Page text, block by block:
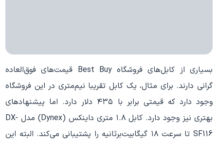
بسیاری از کابل‌های فروشگاه Best Buy قیمت‌های فوق‌العاده
گرانی دارند. برای مثال، یک کابل تقریبا نیم‌متری در این فروشگاه
وجود دارد که قیمتی برابر با ۴۳۵ دلار دارد. اما پیشنهادهای
بهتری نیز وجود دارد. کابل ۱.۸ متری داینکس (Dynex) مدل DX-
SF116 تا سرعت ۱۸ گیگابیت‌برثانیه را پشتیبانی می‌کند. البته این